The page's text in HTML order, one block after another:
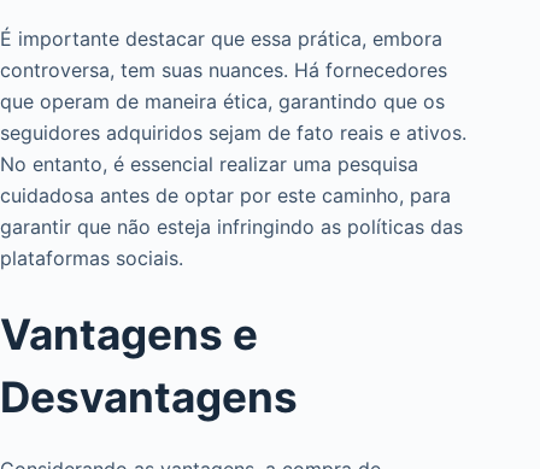
É importante destacar que essa prática, embora
controversa, tem suas nuances. Há fornecedores
que operam de maneira ética, garantindo que os
seguidores adquiridos sejam de fato reais e ativos.
No entanto, é essencial realizar uma pesquisa
cuidadosa antes de optar por este caminho, para
garantir que não esteja infringindo as políticas das
plataformas sociais.
Vantagens e
Desvantagens